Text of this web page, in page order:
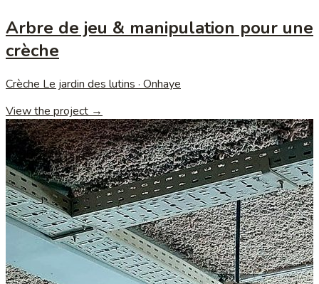
Arbre de jeu & manipulation pour une
crèche
Crèche Le jardin des lutins · Onhaye
View the project →